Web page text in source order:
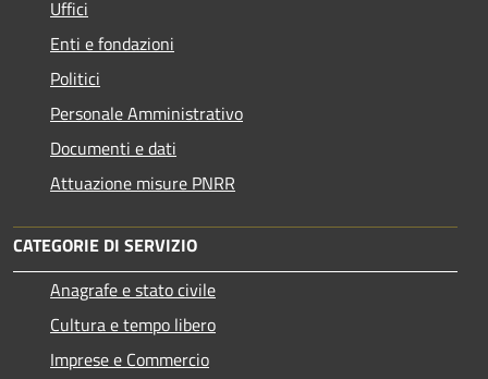
Uffici
Enti e fondazioni
Politici
Personale Amministrativo
Documenti e dati
Attuazione misure PNRR
CATEGORIE DI SERVIZIO
Anagrafe e stato civile
Cultura e tempo libero
Imprese e Commercio